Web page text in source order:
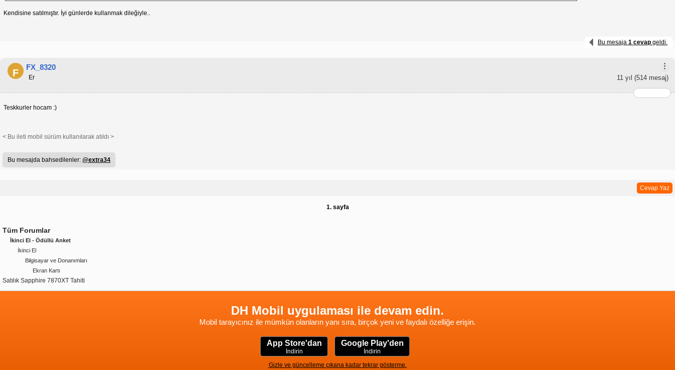
Kendisine satılmıştır. İyi günlerde kullanmak dileğiyle..
Bu mesaja 1 cevap geldi.
F
FX_8320
11 yıl (514 mesaj)
Er
Teskkurler hocam :)
< Bu ileti mobil sürüm kullanılarak atıldı >
Bu mesajda bahsedilenler: @extra34
Cevap Yaz
1. sayfa
Tüm Forumlar
İkinci El - Ödüllü Anket
İkinci El
Bilgisayar ve Donanımları
Ekran Kartı
Satılık Sapphire 7870XT Tahiti
DH Mobil uygulaması ile devam edin.
Mobil tarayıcınız ile mümkün olanların yanı sıra, birçok yeni ve faydalı özelliğe erişin.
App Store'dan
İndirin
Google Play'den
İndirin
Gizle ve güncelleme çıkana kadar tekrar gösterme.